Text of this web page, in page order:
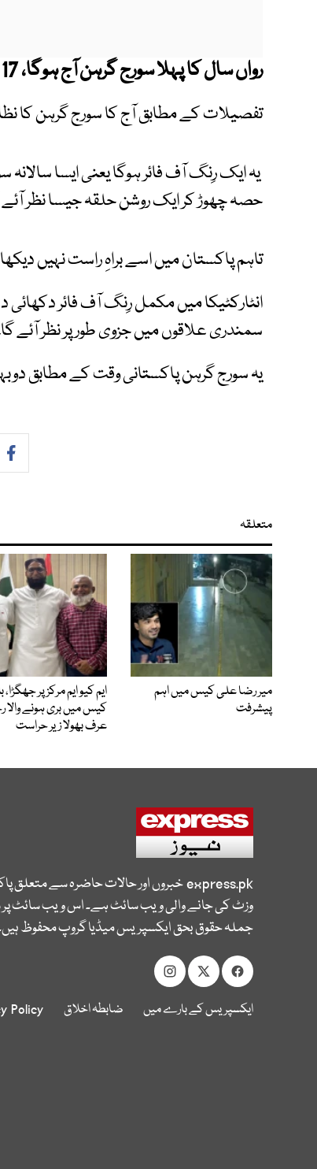
رواں سال کا پہلا سورج گرہن آج ہوگا، 17 فروری 2026 کو ہونے جارہا ہے۔
تفصیلات کے مطابق آج کا سورج گرہن کا
یہ ایک رِنگ آف فائر ہوگا یعنی ایسا
حصہ چھوڑ کر ایک روشن حلقہ جیسا نظر آئے
تاہم پاکستان میں اسے براہِ راست نہیں
انٹارکٹیکا میں مکمل رِنگ آف فائر دکھائی
سمندری علاقوں میں جزوی طور پر نظر آئے
یہ سورج گرہن پاکستانی وقت کے مطابق دوبہر بج کر 56 منٹ پر
متعلقہ
میر رضا علی کیس میں اہم
پیشرفت
ایم کیو ایم مرکز پر جھگڑا،
کیس میں بری ہونے والا
عرف بھولا زیر حراست
express.pkخبروں اور حالات حاضرہ سے متعلق
وزٹ کی جانے والی ویب سائٹ ہے۔ اس ویب سائٹ پر
جملہ حقوق بحق ایکسپریس میڈیا گروپ محفوظ
ایکسپریس کے بارے میں ضابطہ اخلاق Policy